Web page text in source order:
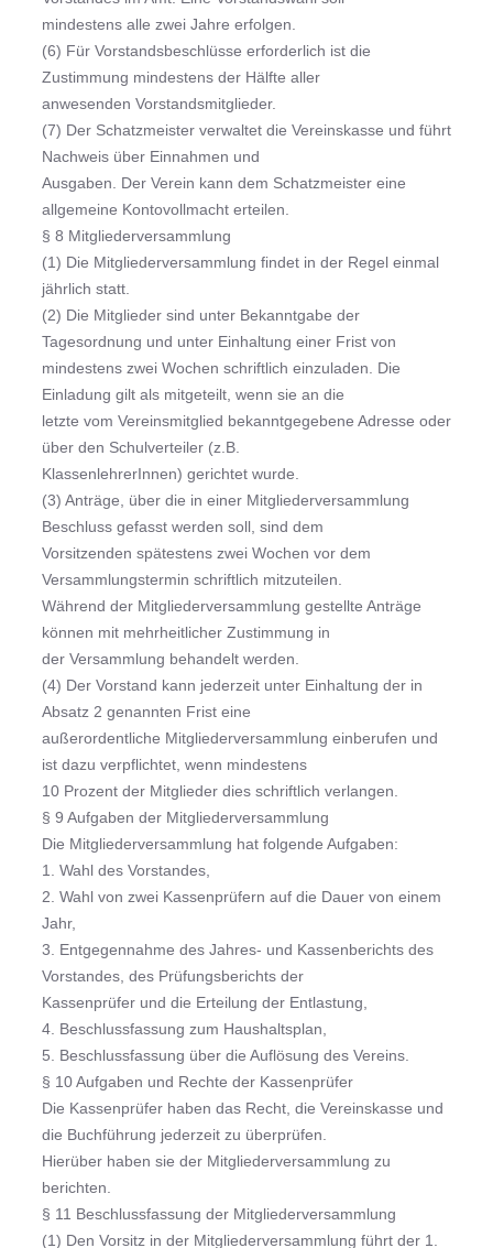
mindestens alle zwei Jahre erfolgen.
(6) Für Vorstandsbeschlüsse erforderlich ist die
Zustimmung mindestens der Hälfte aller
anwesenden Vorstandsmitglieder.
(7) Der Schatzmeister verwaltet die Vereinskasse und führt
Nachweis über Einnahmen und
Ausgaben. Der Verein kann dem Schatzmeister eine
allgemeine Kontovollmacht erteilen.
§ 8 Mitgliederversammlung
(1) Die Mitgliederversammlung findet in der Regel einmal
jährlich statt.
(2) Die Mitglieder sind unter Bekanntgabe der
Tagesordnung und unter Einhaltung einer Frist von
mindestens zwei Wochen schriftlich einzuladen. Die
Einladung gilt als mitgeteilt, wenn sie an die
letzte vom Vereinsmitglied bekanntgegebene Adresse oder
über den Schulverteiler (z.B.
KlassenlehrerInnen) gerichtet wurde.
(3) Anträge, über die in einer Mitgliederversammlung
Beschluss gefasst werden soll, sind dem
Vorsitzenden spätestens zwei Wochen vor dem
Versammlungstermin schriftlich mitzuteilen.
Während der Mitgliederversammlung gestellte Anträge
können mit mehrheitlicher Zustimmung in
der Versammlung behandelt werden.
(4) Der Vorstand kann jederzeit unter Einhaltung der in
Absatz 2 genannten Frist eine
außerordentliche Mitgliederversammlung einberufen und
ist dazu verpflichtet, wenn mindestens
10 Prozent der Mitglieder dies schriftlich verlangen.
§ 9 Aufgaben der Mitgliederversammlung
Die Mitgliederversammlung hat folgende Aufgaben:
1. Wahl des Vorstandes,
2. Wahl von zwei Kassenprüfern auf die Dauer von einem
Jahr,
3. Entgegennahme des Jahres- und Kassenberichts des
Vorstandes, des Prüfungsberichts der
Kassenprüfer und die Erteilung der Entlastung,
4. Beschlussfassung zum Haushaltsplan,
5. Beschlussfassung über die Auflösung des Vereins.
§ 10 Aufgaben und Rechte der Kassenprüfer
Die Kassenprüfer haben das Recht, die Vereinskasse und
die Buchführung jederzeit zu überprüfen.
Hierüber haben sie der Mitgliederversammlung zu
berichten.
§ 11 Beschlussfassung der Mitgliederversammlung
(1) Den Vorsitz in der Mitgliederversammlung führt der 1.